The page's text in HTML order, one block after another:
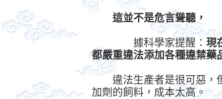
這並不是危言聳聽，
據科學家提醒： 現
都嚴重違法添加各種違禁
違法生產者是很可惡，
加劑的飼料，成本太高。